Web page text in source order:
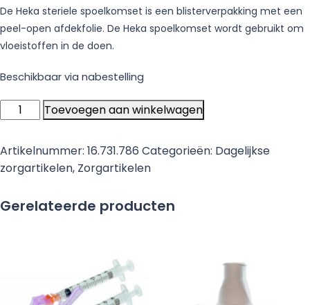
De Heka steriele spoelkomset is een blisterverpakking met een
peel-open afdekfolie. De Heka spoelkomset wordt gebruikt om
vloeistoffen in de doen.
Beschikbaar via nabestelling
Heka
Spoelkomset
aantal
Toevoegen aan winkelwagen
Artikelnummer: 16.731.786 Categorieën: Dagelijkse
zorgartikelen, Zorgartikelen
Gerelateerde producten